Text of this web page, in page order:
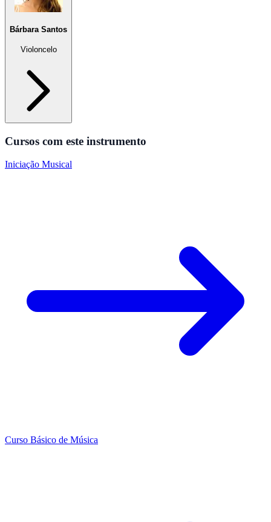
Bárbara Santos
Violoncelo
Cursos com este instrumento
Iniciação Musical
Curso Básico de Música